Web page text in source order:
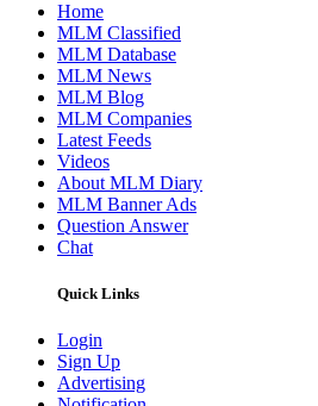
Home
MLM Classified
MLM Database
MLM News
MLM Blog
MLM Companies
Latest Feeds
Videos
About MLM Diary
MLM Banner Ads
Question Answer
Chat
Quick Links
Login
Sign Up
Advertising